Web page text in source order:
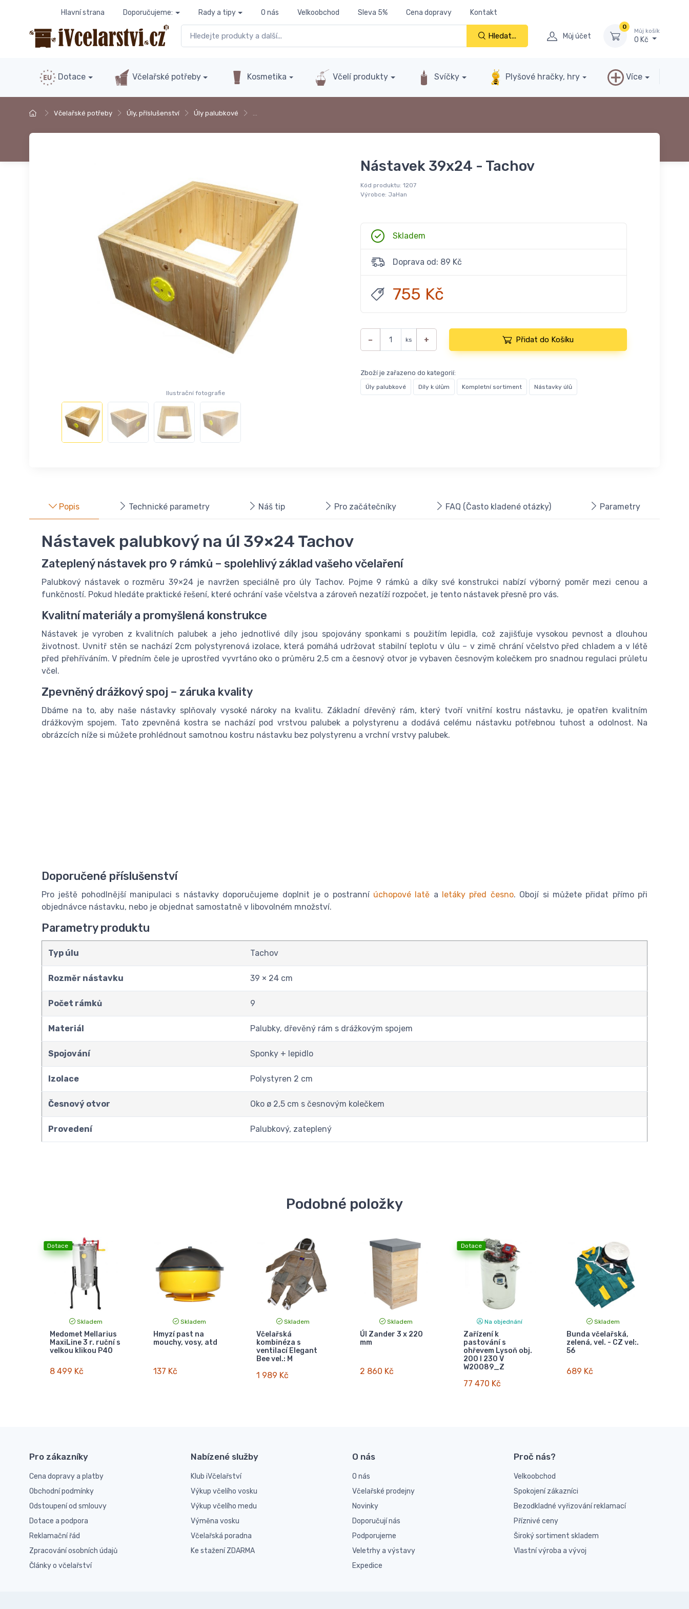
Hlavní strana Doporučujeme: Rady a tipy O nás Velkoobchod Sleva 5% Cena dopravy Kontakt
Hledat... Můj účet
0
Můj košík
0 Kč
Dotace Včelařské potřeby Kosmetika Včelí produkty Svíčky Plyšové hračky, hry Více
Včelařské potřeby Úly, příslušenství Úly palubkové …
Ilustrační fotografie
Nástavek 39x24 - Tachov
Kód produktu: 1207
Výrobce: JaHan
Skladem
Doprava od: 89 Kč
755 Kč
− ks + Přidat do Košíku
Zboží je zařazeno do kategorií:
Úly palubkové Díly k úlům Kompletní sortiment Nástavky úlů
Popis Technické parametry Náš tip Pro začátečníky FAQ (Často kladené otázky) Parametry
Nástavek palubkový na úl 39×24 Tachov
Zateplený nástavek pro 9 rámků – spolehlivý základ vašeho včelaření
Palubkový nástavek o rozměru 39×24 je navržen speciálně pro úly Tachov. Pojme 9 rámků a díky své konstrukci nabízí výborný poměr mezi cenou a
funkčností. Pokud hledáte praktické řešení, které ochrání vaše včelstva a zároveň nezatíží rozpočet, je tento nástavek přesně pro vás.
Kvalitní materiály a promyšlená konstrukce
Nástavek je vyroben z kvalitních palubek a jeho jednotlivé díly jsou spojovány sponkami s použitím lepidla, což zajišťuje vysokou pevnost a dlouhou
životnost. Uvnitř stěn se nachází 2cm polystyrenová izolace, která pomáhá udržovat stabilní teplotu v úlu – v zimě chrání včelstvo před chladem a v létě
před přehříváním. V předním čele je uprostřed vyvrtáno oko o průměru 2,5 cm a česnový otvor je vybaven česnovým kolečkem pro snadnou regulaci průletu
včel.
Zpevněný drážkový spoj – záruka kvality
Dbáme na to, aby naše nástavky splňovaly vysoké nároky na kvalitu. Základní dřevěný rám, který tvoří vnitřní kostru nástavku, je opatřen kvalitním
drážkovým spojem. Tato zpevněná kostra se nachází pod vrstvou palubek a polystyrenu a dodává celému nástavku potřebnou tuhost a odolnost. Na
obrázcích níže si můžete prohlédnout samotnou kostru nástavku bez polystyrenu a vrchní vrstvy palubek.
Doporučené příslušenství
Pro ještě pohodlnější manipulaci s nástavky doporučujeme doplnit je o postranní úchopové latě a letáky před česno. Obojí si můžete přidat přímo při
objednávce nástavku, nebo je objednat samostatně v libovolném množství.
Parametry produktu
Typ úlu Tachov
Rozměr nástavku 39 × 24 cm
Počet rámků 9
Materiál Palubky, dřevěný rám s drážkovým spojem
Spojování Sponky + lepidlo
Izolace Polystyren 2 cm
Česnový otvor Oko ø 2,5 cm s česnovým kolečkem
Provedení Palubkový, zateplený
Podobné položky
Dotace
Skladem
Medomet Mellarius
MaxiLine 3 r. ruční s
velkou klikou P40
8 499 Kč
Skladem
Hmyzí past na
mouchy, vosy, atd
137 Kč
Skladem
Včelařská
kombinéza s
ventilací Elegant
Bee vel.: M
1 989 Kč
Skladem
Úl Zander 3 x 220
mm
2 860 Kč
Dotace
Na objednání
Zařízení k
pastování s
ohřevem Lysoň obj.
200 l 230 V
W20089_Z
77 470 Kč
Skladem
Bunda včelařská,
zelená, vel. - CZ vel:.
56
689 Kč
Pro zákazníky
Cena dopravy a platby
Obchodní podmínky
Odstoupení od smlouvy
Dotace a podpora
Reklamační řád
Zpracování osobních údajů
Články o včelařství
Nabízené služby
Klub iVčelařství
Výkup včelího vosku
Výkup včelího medu
Výměna vosku
Včelařská poradna
Ke stažení ZDARMA
O nás
O nás
Včelařské prodejny
Novinky
Doporučují nás
Podporujeme
Veletrhy a výstavy
Expedice
Proč nás?
Velkoobchod
Spokojení zákazníci
Bezodkladné vyřizování reklamací
Příznivé ceny
Široký sortiment skladem
Vlastní výroba a vývoj